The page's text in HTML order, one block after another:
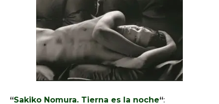
“Sakiko Nomura. Tierna es la noche“: